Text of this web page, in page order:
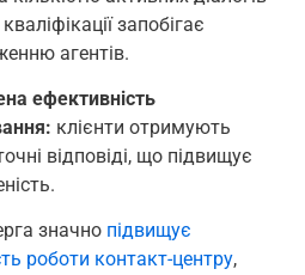
запобігає
агентів.
ефективність
клієнти отримують
відповіді, що підвищує
значно підвищує
роботи контакт-центру,